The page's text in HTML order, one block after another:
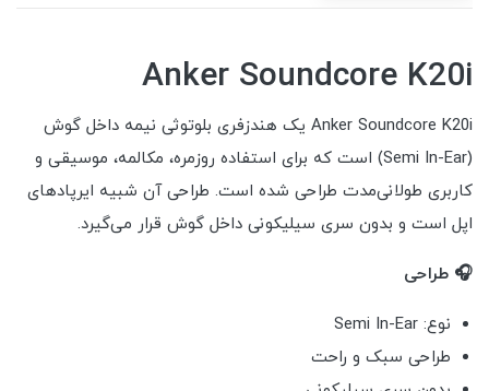
Anker Soundcore K20i
Anker Soundcore K20i یک هندزفری بلوتوثی نیمه داخل گوش
(Semi In-Ear) است که برای استفاده روزمره، مکالمه، موسیقی و
کاربری طولانی‌مدت طراحی شده است. طراحی آن شبیه ایرپادهای
اپل است و بدون سری سیلیکونی داخل گوش قرار می‌گیرد.
🎧 طراحی
نوع: Semi In-Ear
طراحی سبک و راحت